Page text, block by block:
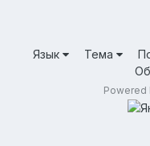
Язык Тема
Powered